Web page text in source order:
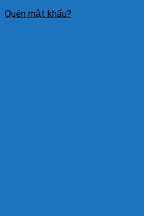
Quên mật khẩu?